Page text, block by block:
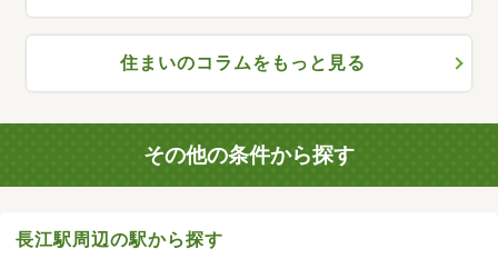
住まいのコラムをもっと見る
その他の条件から探す
長江駅周辺の駅から探す